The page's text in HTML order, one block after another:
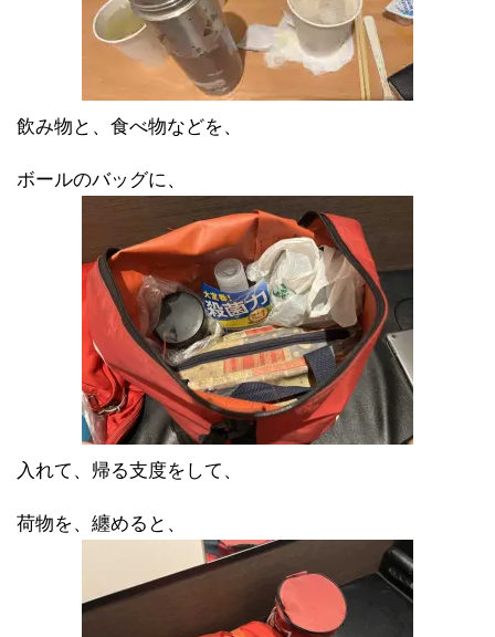
飲み物と、食べ物などを、
ボールのバッグに、
入れて、帰る支度をして、
荷物を、纏めると、